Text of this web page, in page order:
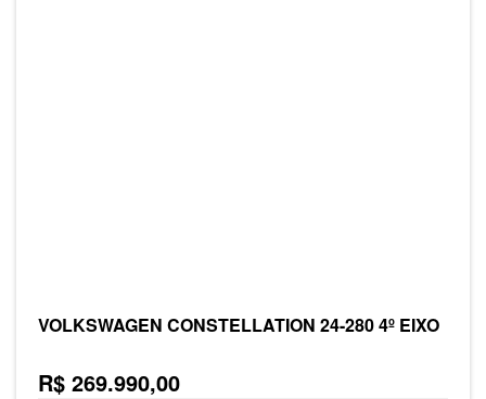
VOLKSWAGEN CONSTELLATION 24-280 4º EIXO
R$ 269.990,00